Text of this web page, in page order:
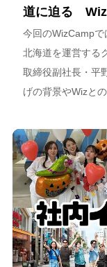
道に迫る
今回のWizCamp
北海道を運営する
取締役副社長・平
げの背景やWizと
海道が描く今後の